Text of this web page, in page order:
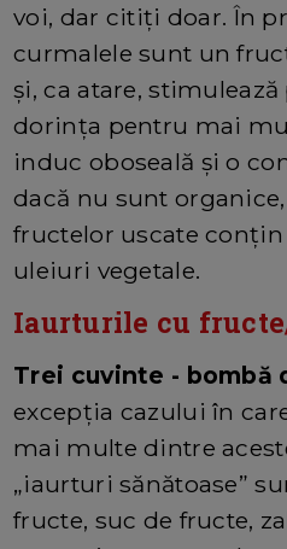
voi, dar citiți doar. În
curmalele sunt un
și, ca atare,
dorința pentru mai
induc oboseală și o
dacă nu sunt
fructelor uscate
uleiuri vegetale.
Iaurturile cu
Trei cuvinte - bombă
excepția cazului în
mai multe dintre
„iaurturi sănătoase”
fructe, suc de fructe,